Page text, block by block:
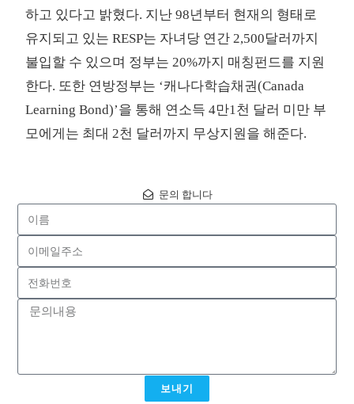
하고 있다고 밝혔다. 지난 98년부터 현재의 형태로
유지되고 있는 RESP는 자녀당 연간 2,500달러까지
불입할 수 있으며 정부는 20%까지 매칭펀드를 지원
한다. 또한 연방정부는 ‘캐나다학습채권(Canada
Learning Bond)’을 통해 연소득 4만1천 달러 미만 부
모에게는 최대 2천 달러까지 무상지원을 해준다.
문의 합니다
보내기